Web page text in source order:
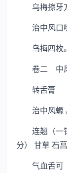
乌梅擦牙
治中风口
乌梅四枚。
卷二 中
转舌膏
治中风螈
连翘（一钱
分） 甘草 石
气血舌可